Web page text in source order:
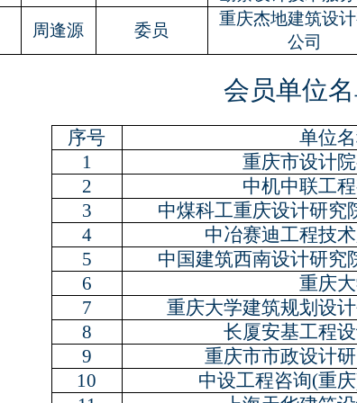
周逢源 委员
重庆杰地建筑设
公司
会员单位
序号
单位
1
重庆市设计
2
中机中联工
3
中煤科工重庆设计研究
4
中冶赛迪工程技
5
中国建筑西南设计研究
6
重庆
7
重庆大学建筑规划设
8
长厦安基工程
9
重庆市市政设计
10
中设工程咨询(重庆